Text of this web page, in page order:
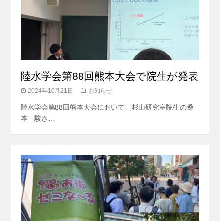
陸水学会第88回熊本大会で院生が発表
2024年10月21日 お知らせ
陸水学会第88回熊本大会において、杉山研究室院生の桑
本 駿さ…